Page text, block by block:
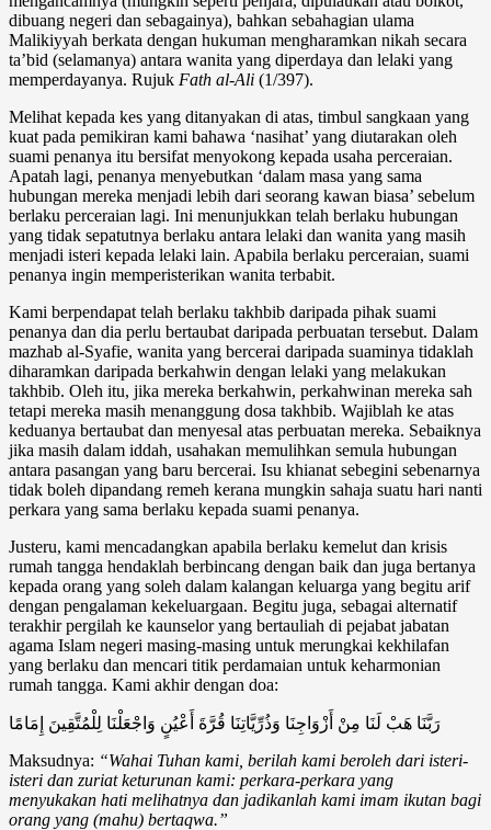
dibuang negeri dan sebagainya), bahkan sebahagian ulama
Malikiyyah berkata dengan hukuman mengharamkan nikah secara
ta’bid (selamanya) antara wanita yang diperdaya dan lelaki yang
memperdayanya. Rujuk Fath al-Ali (1/397).
Melihat kepada kes yang ditanyakan di atas, timbul sangkaan yang
kuat pada pemikiran kami bahawa ‘nasihat’ yang diutarakan oleh
suami penanya itu bersifat menyokong kepada usaha perceraian.
Apatah lagi, penanya menyebutkan ‘dalam masa yang sama
hubungan mereka menjadi lebih dari seorang kawan biasa’ sebelum
berlaku perceraian lagi. Ini menunjukkan telah berlaku hubungan
yang tidak sepatutnya berlaku antara lelaki dan wanita yang masih
menjadi isteri kepada lelaki lain. Apabila berlaku perceraian, suami
penanya ingin memperisterikan wanita terbabit.
Kami berpendapat telah berlaku takhbib daripada pihak suami
penanya dan dia perlu bertaubat daripada perbuatan tersebut. Dalam
mazhab al-Syafie, wanita yang bercerai daripada suaminya tidaklah
diharamkan daripada berkahwin dengan lelaki yang melakukan
takhbib. Oleh itu, jika mereka berkahwin, perkahwinan mereka sah
tetapi mereka masih menanggung dosa takhbib. Wajiblah ke atas
keduanya bertaubat dan menyesal atas perbuatan mereka. Sebaiknya
jika masih dalam iddah, usahakan memulihkan semula hubungan
antara pasangan yang baru bercerai. Isu khianat sebegini sebenarnya
tidak boleh dipandang remeh kerana mungkin sahaja suatu hari nanti
perkara yang sama berlaku kepada suami penanya.
Justeru, kami mencadangkan apabila berlaku kemelut dan krisis
rumah tangga hendaklah berbincang dengan baik dan juga bertanya
kepada orang yang soleh dalam kalangan keluarga yang begitu arif
dengan pengalaman kekeluargaan. Begitu juga, sebagai alternatif
terakhir pergilah ke kaunselor yang bertauliah di pejabat jabatan
agama Islam negeri masing-masing untuk merungkai kekhilafan
yang berlaku dan mencari titik perdamaian untuk keharmonian
rumah tangga. Kami akhir dengan doa:
رَبَّنَا هَبْ لَنَا مِنْ أَزْوَاجِنَا وَذُرِّيَّاتِنَا قُرَّةَ أَعْيُنٍ وَاجْعَلْنَا لِلْمُتَّقِينَ إِمَامًا
Maksudnya: “Wahai Tuhan kami, berilah kami beroleh dari isteri-
isteri dan zuriat keturunan kami: perkara-perkara yang
menyukakan hati melihatnya dan jadikanlah kami imam ikutan bagi
orang yang (mahu) bertaqwa.”